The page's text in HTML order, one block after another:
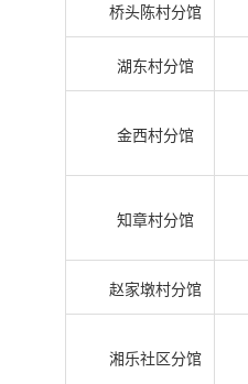
桥头陈村分馆
湖东村分馆
金西村分馆
知章村分馆
赵家墩村分馆
湘乐社区分馆